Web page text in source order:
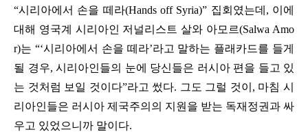
“시리아에서 손을 떼라(Hands off Syria)” 집회였는데 , 이에
대해 영국계 시리아인 저널리스트 살와 아모르(Salwa Amo
r)는 “‘시리아에서 손을 떼라’라고 말하는 플래카드를 들게
될 경우, 시리아인들의 눈에 당신들은 러시아 편을 들고 있
는 것처럼 보일 것이다”라고 썼다. 그도 그럴 것이 , 마침 시
리아인들은 러시아 제국주의의 지원을 받는 독재정권과 싸
우고 있었으니까 말이다.